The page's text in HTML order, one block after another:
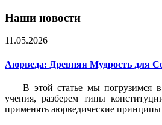
Наши новости
11.05.2026
Аюрведа: Древняя Мудрость для
В этой статье мы погрузимся
учения, разберем типы
применять аюрведические